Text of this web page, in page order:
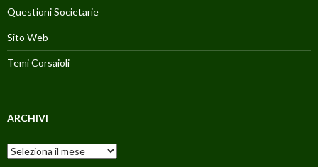
Questioni Societarie
Sito Web
Temi Corsaioli
ARCHIVI
Archivi